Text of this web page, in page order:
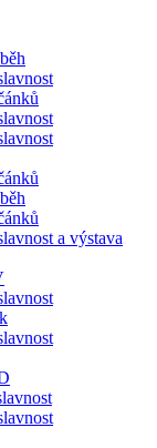
a výstava